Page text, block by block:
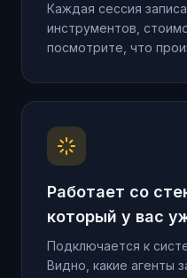
Каждая сессия
инструментов,
посмотрите, что
Работает со
который у вас
Подключается к
Видно, какие агенты